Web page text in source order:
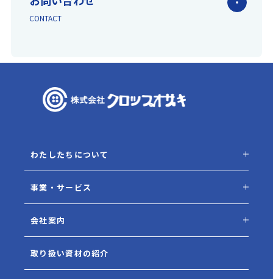
CONTACT
わたしたちについて
事業・サービス
会社案内
取り扱い資材の紹介